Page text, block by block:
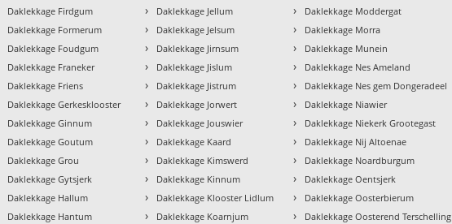
Daklekkage Firdgum
Daklekkage Formerum
Daklekkage Foudgum
Daklekkage Franeker
Daklekkage Friens
Daklekkage Gerkesklooster
Daklekkage Ginnum
Daklekkage Goutum
Daklekkage Grou
Daklekkage Gytsjerk
Daklekkage Hallum
Daklekkage Hantum
› Daklekkage Jellum
› Daklekkage Jelsum
› Daklekkage Jirnsum
› Daklekkage Jislum
› Daklekkage Jistrum
› Daklekkage Jorwert
› Daklekkage Jouswier
› Daklekkage Kaard
› Daklekkage Kimswerd
› Daklekkage Kinnum
› Daklekkage Klooster Lidlum
› Daklekkage Koarnjum
› Daklekkage Moddergat
› Daklekkage Morra
› Daklekkage Munein
› Daklekkage Nes Ameland
› Daklekkage Nes gem Dongeradeel
› Daklekkage Niawier
› Daklekkage Niekerk Grootegast
› Daklekkage Nij Altoenae
› Daklekkage Noardburgum
› Daklekkage Oentsjerk
› Daklekkage Oosterbierum
› Daklekkage Oosterend Terschelling